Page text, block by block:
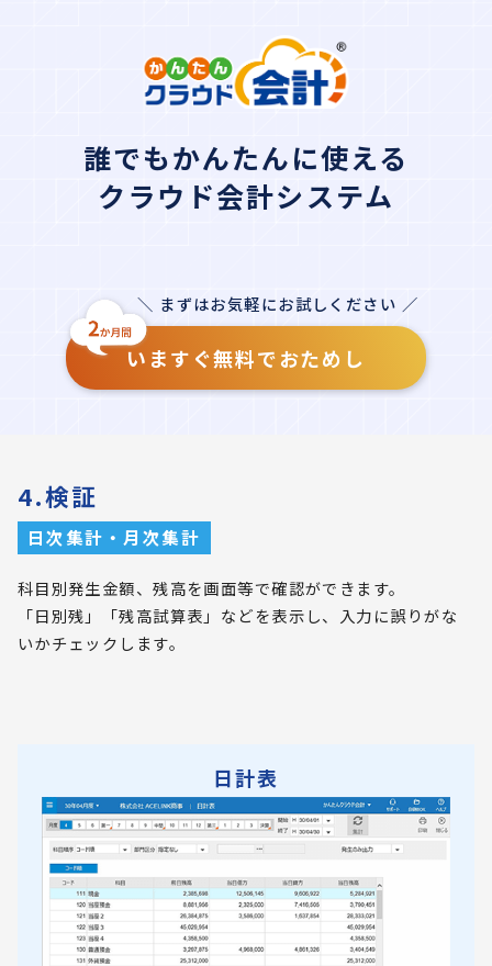
誰でもかんたんに使える
クラウド会計システム
＼ まずはお気軽にお試しください ／
いますぐ無料でおためし
4.検証
日次集計・月次集計
科目別発生金額、残高を画面等で確認ができます。
「日別残」「残高試算表」などを表示し、入力に誤りがな
いかチェックします。
日計表